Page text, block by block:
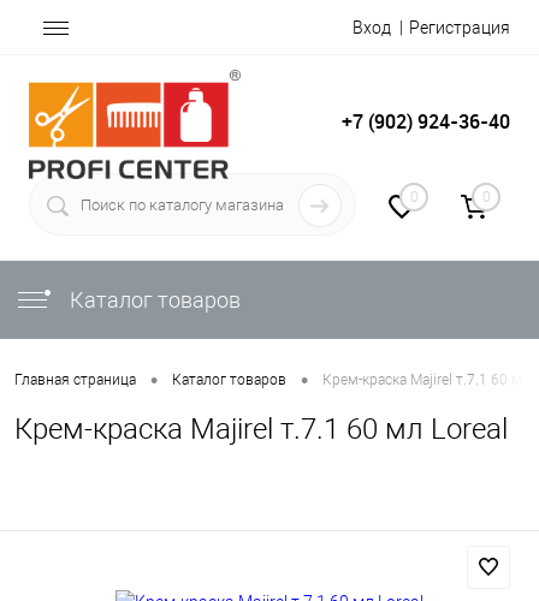
Вход Регистрация
+7 (902) 924-36-40
0 0
Каталог товаров
Главная страница • Каталог товаров • Крем-краска Majirel т.7.1 60 мл
Крем-краска Majirel т.7.1 60 мл Loreal